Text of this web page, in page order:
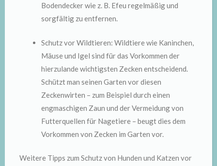
Bodendecker wie z. B. Efeu regelmäßig und
sorgfältig zu entfernen.
Schutz vor Wildtieren: Wildtiere wie Kaninchen,
Mäuse und Igel sind für das Vorkommen der
hierzulande wichtigsten Zecken entscheidend.
Schützt man seinen Garten vor diesen
Zeckenwirten – zum Beispiel durch einen
engmaschigen Zaun und der Vermeidung von
Futterquellen für Nagetiere – beugt dies dem
Vorkommen von Zecken im Garten vor.
Weitere Tipps zum Schutz von Hunden und Katzen vor